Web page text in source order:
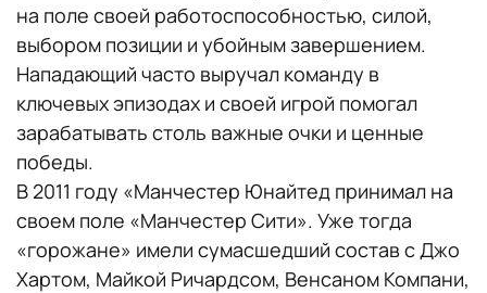
на поле своей работоспособностью, силой,
выбором позиции и убойным завершением.
Нападающий часто выручал команду в
ключевых эпизодах и своей игрой помогал
зарабатывать столь важные очки и ценные
победы.
В 2011 году «Манчестер Юнайтед принимал на
своем поле «Манчестер Сити». Уже тогда
«горожане» имели сумасшедший состав с Джо
Хартом, Майкой Ричардсом, Венсаном Компани,